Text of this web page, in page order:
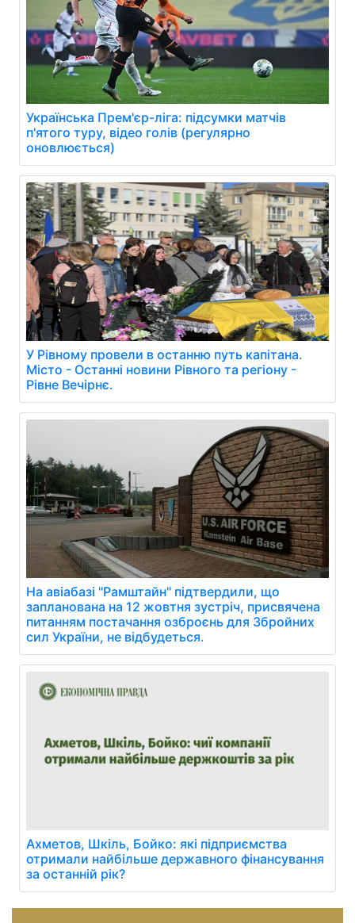
Українська Прем'єр-ліга: підсумки матчів
п'ятого туру, відео голів (регулярно
оновлюється)
У Рівному провели в останню путь капітана.
Місто - Останні новини Рівного та регіону -
Рівне Вечірнє.
На авіабазі "Рамштайн" підтвердили, що
запланована на 12 жовтня зустріч, присвячена
питанням постачання озброєнь для Збройних
сил України, не відбудеться.
Ахметов, Шкіль, Бойко: які підприємства
отримали найбільше державного фінансування
за останній рік?